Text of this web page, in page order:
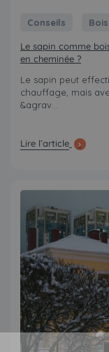
Conseils Bois
Le sapin comme
en cheminée ?
Le sapin peut
chauffage, mais
&agrav...
Lire l’article